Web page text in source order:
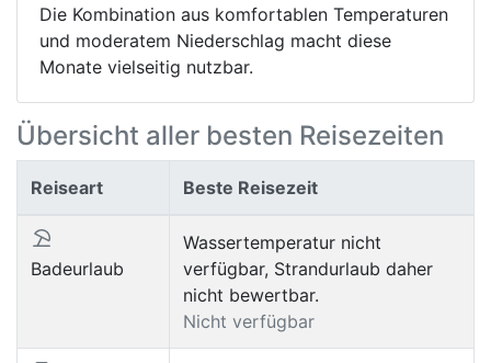
Die Kombination aus komfortablen Temperaturen
und moderatem Niederschlag macht diese
Monate vielseitig nutzbar.
Übersicht aller besten Reisezeiten
Reiseart Beste Reisezeit
Badeurlaub
Wassertemperatur nicht
verfügbar, Strandurlaub daher
nicht bewertbar.
Nicht verfügbar